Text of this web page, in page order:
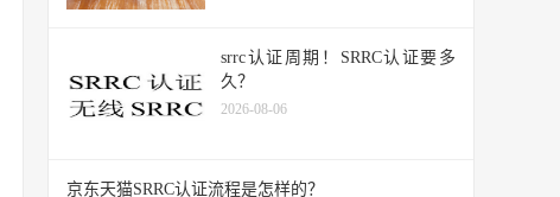
srrc认证周期！SRRC认证要多
久？
2026-08-06
京东天猫SRRC认证流程是怎样的？